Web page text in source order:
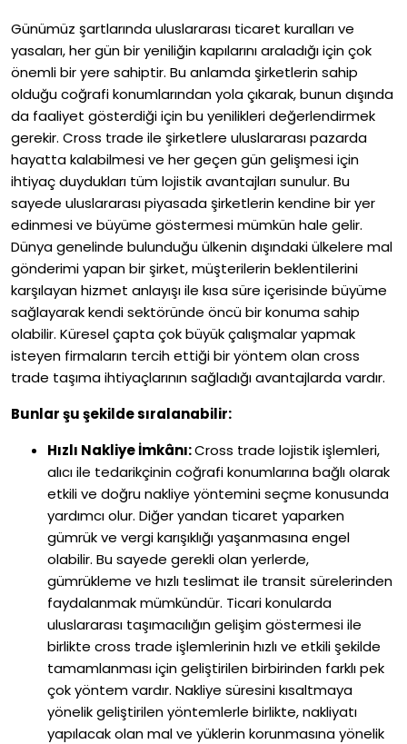
Günümüz şartlarında uluslararası ticaret kuralları ve
yasaları, her gün bir yeniliğin kapılarını araladığı için çok
önemli bir yere sahiptir. Bu anlamda şirketlerin sahip
olduğu coğrafi konumlarından yola çıkarak, bunun dışında
da faaliyet gösterdiği için bu yenilikleri değerlendirmek
gerekir. Cross trade ile şirketlere uluslararası pazarda
hayatta kalabilmesi ve her geçen gün gelişmesi için
ihtiyaç duydukları tüm lojistik avantajları sunulur. Bu
sayede uluslararası piyasada şirketlerin kendine bir yer
edinmesi ve büyüme göstermesi mümkün hale gelir.
Dünya genelinde bulunduğu ülkenin dışındaki ülkelere mal
gönderimi yapan bir şirket, müşterilerin beklentilerini
karşılayan hizmet anlayışı ile kısa süre içerisinde büyüme
sağlayarak kendi sektöründe öncü bir konuma sahip
olabilir. Küresel çapta çok büyük çalışmalar yapmak
isteyen firmaların tercih ettiği bir yöntem olan cross
trade taşıma ihtiyaçlarının sağladığı avantajlarda vardır.
Bunlar şu şekilde sıralanabilir:
Hızlı Nakliye İmkânı:Cross trade lojistik işlemleri,
alıcı ile tedarikçinin coğrafi konumlarına bağlı olarak
etkili ve doğru nakliye yöntemini seçme konusunda
yardımcı olur. Diğer yandan ticaret yaparken
gümrük ve vergi karışıklığı yaşanmasına engel
olabilir. Bu sayede gerekli olan yerlerde,
gümrükleme ve hızlı teslimat ile transit sürelerinden
faydalanmak mümkündür. Ticari konularda
uluslararası taşımacılığın gelişim göstermesi ile
birlikte cross trade işlemlerinin hızlı ve etkili şekilde
tamamlanması için geliştirilen birbirinden farklı pek
çok yöntem vardır. Nakliye süresini kısaltmaya
yönelik geliştirilen yöntemlerle birlikte, nakliyatı
yapılacak olan mal ve yüklerin korunmasına yönelik